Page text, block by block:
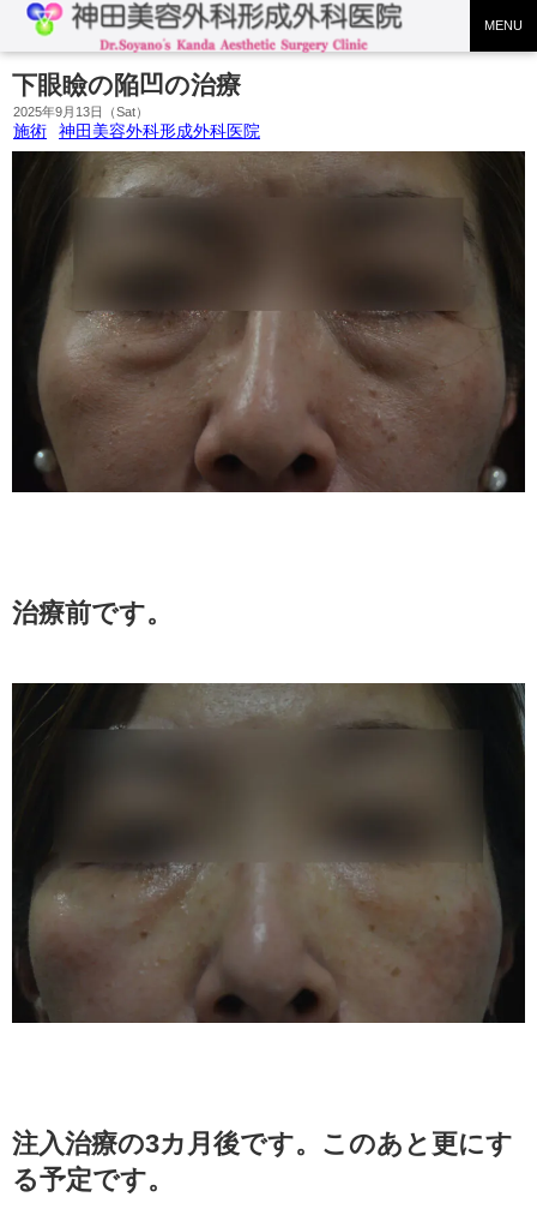
MENU
下眼瞼の陥凹の治療
施術 神田美容外科形成外科医院
2025年9月13日（Sat）
治療前です。
注入治療の3カ月後です。このあと更にす
る予定です。